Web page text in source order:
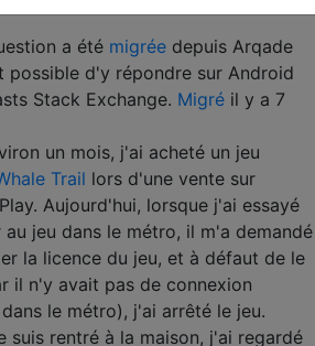
a été migrée depuis Arqade
possible d'y répondre sur Android
Stack Exchange. Migré il y a 7
un mois, j'ai acheté un jeu
Trail lors d'une vente sur
Aujourd'hui, lorsque j'ai essayé
au jeu dans le métro, il m'a demandé
la licence du jeu, et à défaut de le
il n'y avait pas de connexion
le métro), j'ai arrêté le jeu.
suis rentré à la maison, j'ai regardé